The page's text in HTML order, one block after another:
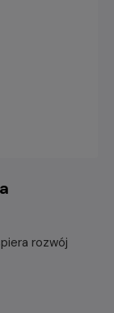
rozwój